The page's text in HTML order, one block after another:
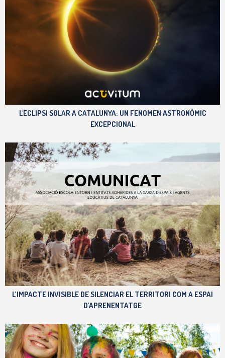
L'ECLIPSI SOLAR A CATALUNYA: UN FENOMEN ASTRONÒMIC
EXCEPCIONAL
L’IMPACTE INVISIBLE DE SILENCIAR EL TERRITORI COM A ESPAI
D’APRENENTATGE